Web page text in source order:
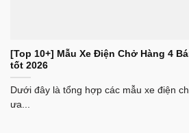
[Top 10+] Mẫu Xe Điện Chở Hàng 4
tốt 2026
Dưới đây là tổng hợp các mẫu xe điện
ưa...